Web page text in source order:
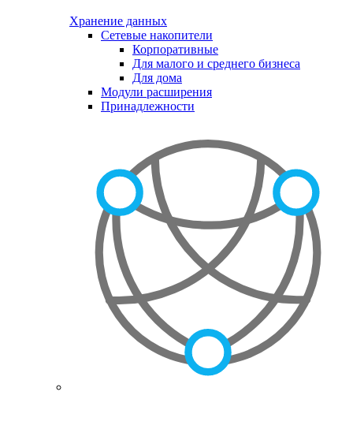
Хранение данных
Сетевые накопители
Корпоративные
Для малого и среднего бизнеса
Для дома
Модули расширения
Принадлежности